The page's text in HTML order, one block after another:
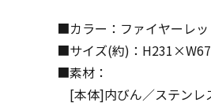
■カラー：ファイヤーレ
■サイズ(約)：
■素材：
[本体]内びん／ステンレ